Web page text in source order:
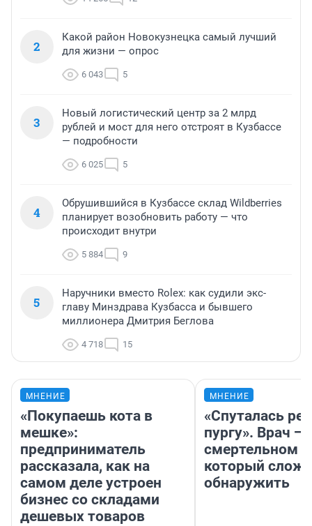
2
Какой район Новокузнецка самый лучший
для жизни — опрос
6 043 5
3
Новый логистический центр за 2 млрд
рублей и мост для него отстроят в Кузбассе
— подробности
6 025 5
4
Обрушившийся в Кузбассе склад Wildberries
планирует возобновить работу — что
происходит внутри
5 884 9
5
Наручники вместо Rolex: как судили экс-
главу Минздрава Кузбасса и бывшего
миллионера Дмитрия Беглова
4 718 15
МНЕНИЕ
«Покупаешь кота в
мешке»:
предприниматель
рассказала, как на
самом деле устроен
бизнес со складами
дешевых товаров
МНЕНИЕ
«Спуталась
пургу». Врач —
смертельном
который
обнаружить